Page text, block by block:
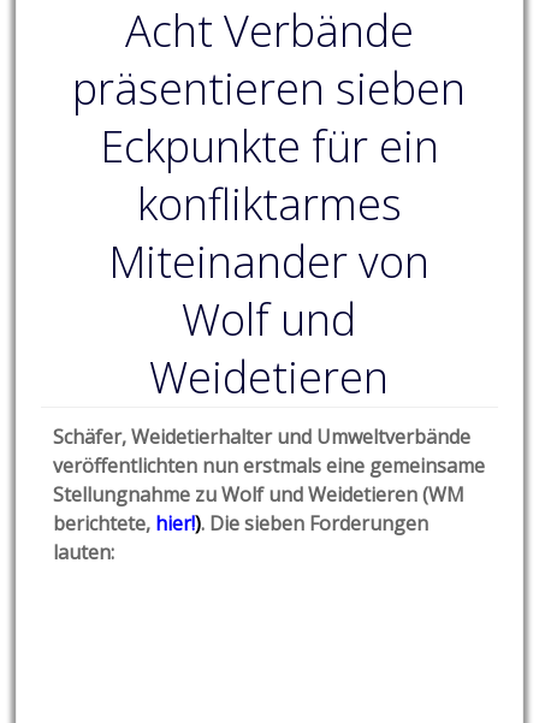
Acht Verbände
präsentieren sieben
Eckpunkte für ein
konfliktarmes
Miteinander von
Wolf und
Weidetieren
Schäfer, Weidetierhalter und Umweltverbände
veröffentlichten nun erstmals eine gemeinsame
Stellungnahme zu Wolf und Weidetieren (WM
berichtete, hier!). Die sieben Forderungen
lauten: